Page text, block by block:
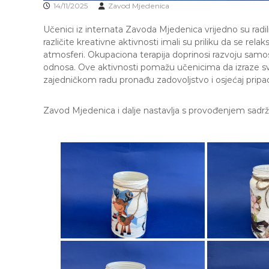
e
j
e
d
e
n
c
a
14/11/2025 Zavod Mjedenica
Učenici iz internata Zavoda Mjedenica vrijedno su
različite kreativne aktivnosti imali su priliku da se
atmosferi. Okupaciona terapija doprinosi razvoju
odnosa. Ove aktivnosti pomažu učenicima da izraze
zajedničkom radu pronađu zadovoljstvo i osjećaj
Zavod Mjedenica i dalje nastavlja s provođenjem